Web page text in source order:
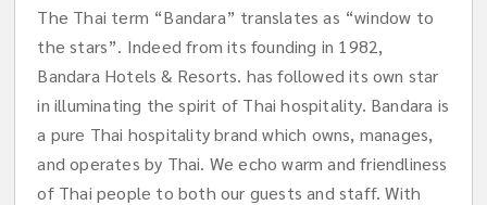
The Thai term “Bandara” translates as “window to
the stars”. Indeed from its founding in 1982,
Bandara Hotels & Resorts. has followed its own star
in illuminating the spirit of Thai hospitality. Bandara is
a pure Thai hospitality brand which owns, manages,
and operates by Thai. We echo warm and friendliness
of Thai people to both our guests and staff. With